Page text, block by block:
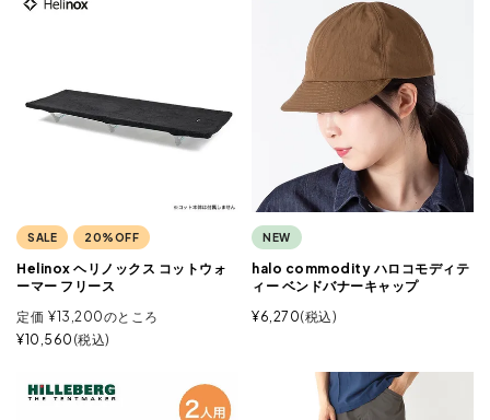
SALE 20%OFF
Helinox ヘリノックス コットウォ
ーマー フリース
定価 ¥13,200のところ
¥10,560 税込
NEW
halo commodity ハロコモディテ
ィー ベンドバナーキャップ
¥6,270 税込